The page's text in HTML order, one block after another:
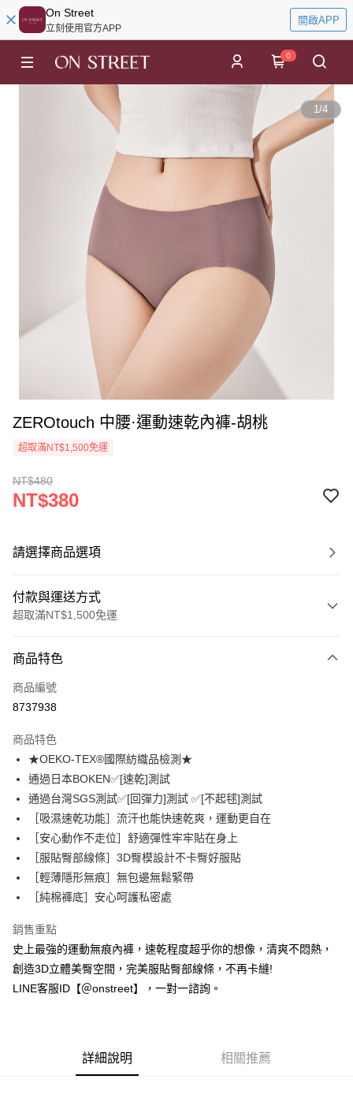
On Street
立刻使用官方APP
開啟APP
0
1/4
ZEROtouch 中腰·運動速乾內褲-胡桃
超取滿NT$1,500免運
NT$480
NT$380
請選擇商品選項
付款與運送方式
超取滿NT$1,500免運
信用卡一次付款
信用卡分期付款
合作金庫商業銀行
華南商業銀行
上海商業儲蓄銀行
國泰世華商業銀行
兆豐國際商業銀行
臺灣中小企業銀行
台中商業銀行
匯豐（台灣）商業銀行
華泰商業銀行
聯邦商業銀行
遠東國際商業銀行
元大商業銀行
永豐商業銀行
玉山商業銀行
星展（台灣）商業銀行
台新國際商業銀行
超商取貨付款
LINE Pay
Apple Pay
街口支付
AFTEE先享後付
【關於「AFTEE先享後付」】
AFTEE先享後付是「在收到商品之後才付款」的支付方式。 讓您購物簡單
便利好安心！
１．簡單：不需註冊會員、不需綁卡、不需儲值。
２．便利：只要手機號碼，簡訊認證，即可結帳。
結帳頁面，進行簡訊認證並確認金額後，即可完成結帳。
２．訂單成立數日內，您將收到繳費通知簡訊。
ATM付款
運送方式
付款後全家取貨
商品特色
商品編號
8737938
商品特色
★OEKO-TEX®國際紡織品檢測★
通過日本BOKEN✅[速乾]測試
通過台灣SGS測試✅[回彈力]測試 ✅[不起毬]測試
［吸濕速乾功能］流汗也能快速乾爽，運動更自在
［安心動作不走位］舒適彈性牢牢貼在身上
［服貼臀部線條］3D臀模設計不卡臀好服貼
［輕薄隱形無痕］無包邊無鬆緊帶
［純棉褲底］安心呵護私密處
銷售重點
史上最強的運動無痕內褲，速乾程度超乎你的想像，清爽不悶熱，
創造3D立體美臀空間，完美服貼臀部線條，不再卡縫!
LINE客服ID【＠onstreet】，一對一諮詢。
詳細說明 相關推薦